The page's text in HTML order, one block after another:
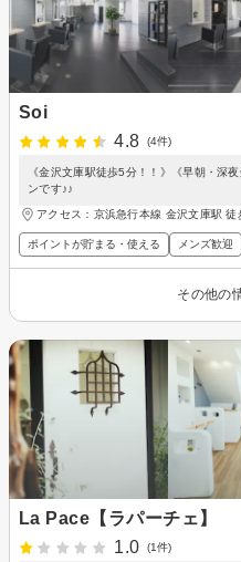
Soi
4.8
(4件)
《金沢文庫駅徒歩5分！！》《早朝・深
ンです♪♪
アクセス：京浜急行本線 金沢文庫駅 徒
ポイントが貯まる・使える メンズ歓迎
その他の
La Pace【ラパーチェ】
1.0
(1件)